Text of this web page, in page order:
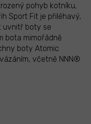
pohyb kotníku,
Sport Fit je přiléhavý,
uvnitř boty se
bota mimořádně
boty Atomic
včetně NNN®